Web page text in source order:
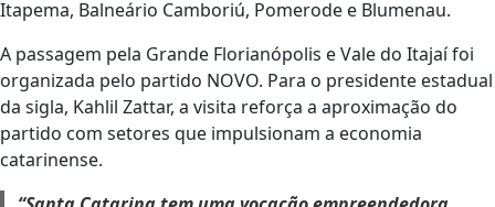
Itapema, Balneário Camboriú, Pomerode e Blumenau.
A passagem pela Grande Florianópolis e Vale do Itajaí foi
organizada pelo partido NOVO. Para o presidente estadual
da sigla, Kahlil Zattar, a visita reforça a aproximação do
partido com setores que impulsionam a economia
catarinense.